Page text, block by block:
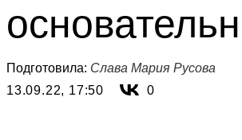
Подготовила: Слава Мария Русова
13.09.22, 17:50
0